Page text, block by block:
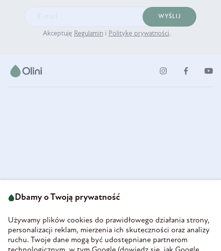
WYŚLIJ
Akceptuję Regulamin i Politykę prywatności.
58-160 Świebodzice
REGON 890213034
INFORMACJE
Dbamy o Twoją prywatność
Używamy plików cookies do prawidłowego działania strony,
personalizacji reklam, mierzenia ich skuteczności oraz analizy
ruchu. Twoje dane mogą być udostępniane partnerom